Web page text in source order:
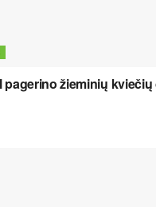
pagerino žieminių